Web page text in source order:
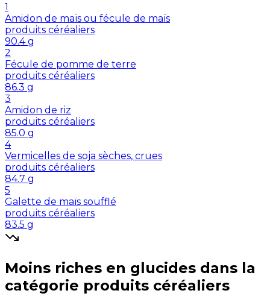
1
Amidon de maïs ou fécule de maïs
produits céréaliers
90.4 g
2
Fécule de pomme de terre
produits céréaliers
86.3 g
3
Amidon de riz
produits céréaliers
85.0 g
4
Vermicelles de soja sèches, crues
produits céréaliers
84.7 g
5
Galette de maïs soufflé
produits céréaliers
83.5 g
Moins riches en glucides dans la
catégorie produits céréaliers